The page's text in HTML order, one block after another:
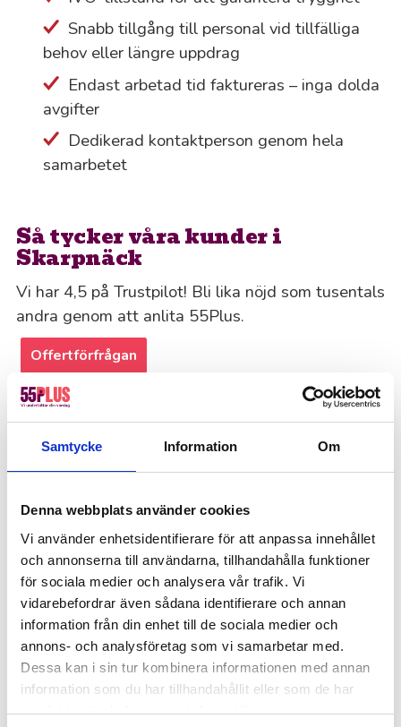
Samtycke Information Om
Denna webbplats använder cookies
Vi använder enhetsidentifierare för att anpassa innehållet
och annonserna till användarna, tillhandahålla funktioner
för sociala medier och analysera vår trafik. Vi
vidarebefordrar även sådana identifierare och annan
information från din enhet till de sociala medier och
annons- och analysföretag som vi samarbetar med.
Dessa kan i sin tur kombinera informationen med annan
information som du har tillhandahållit eller som de har
samlat in när du har använt deras tjänster.
Snabb tillgång till personal vid tillfälliga
behov eller längre uppdrag
Endast arbetad tid faktureras – inga dolda
avgifter
Dedikerad kontaktperson genom hela
samarbetet
Så tycker våra kunder i
Skarpnäck
Vi har 4,5 på Trustpilot! Bli lika nöjd som tusentals
andra genom att anlita 55Plus.
Offertförfrågan
Kanske du behöver hjälp med detta också?
Fastighetsskötsel
Kontorsstädning
Offentlig sektor – Hemtjänst, fönsterputs &
fastighetsskötsel
Värdar, informatörer & bemanning
Hotell, kök & servering
Lager, logistik & industri
Försäljning, mötesbokning & handel
Boka bemanning av oss idag